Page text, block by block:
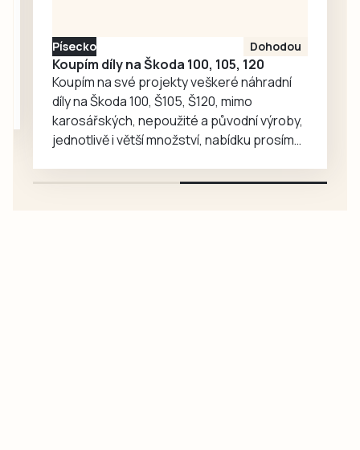
Písecko Dohodou
Koupím díly na Škoda 100, 105, 120
Koupím na své projekty veškeré náhradní
díly na Škoda 100, Š105, Š120, mimo
karosářských, nepoužité a původní výroby,
jednotlivě i větší množství, nabídku prosím